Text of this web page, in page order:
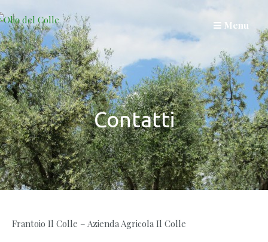
to
content
Menu
Contatti
Frantoio Il Colle – Azienda Agricola Il Colle